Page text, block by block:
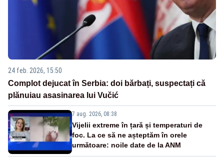
24 feb. 2026, 15:50
Complot dejucat în Serbia: doi bărbați, suspectați că
plănuiau asasinarea lui Vučić
7 aug. 2026, 08:38
Vijelii extreme în țară și temperaturi de
foc. La ce să ne așteptăm în orele
următoare: noile date de la ANM